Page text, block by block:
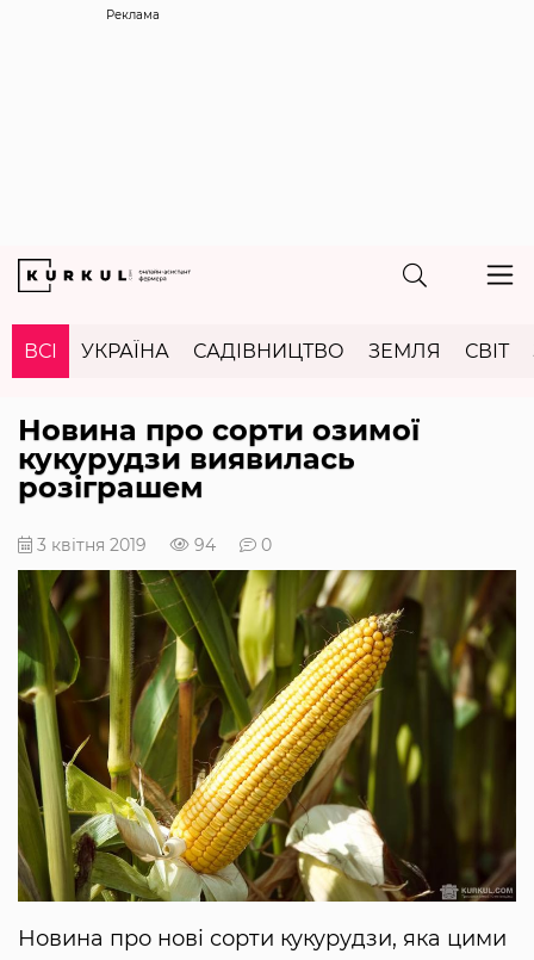
Реклама
ВСІ УКРАЇНА САДІВНИЦТВО ЗЕМЛЯ СВІТ
Новина про сорти озимої
кукурудзи виявилась
розіграшем
3 квітня 2019 94 0
Новина про нові сорти кукурудзи, яка цими